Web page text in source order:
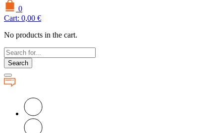
0
Cart: 0,00 €
No products in the cart.
Search